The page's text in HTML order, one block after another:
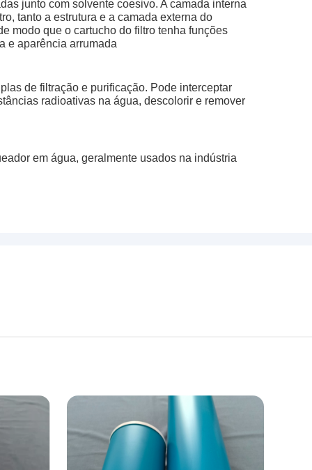
junto com solvente coesivo. A camada interna
tanto a estrutura e a camada externa do
modo que o cartucho do filtro tenha funções
e aparência arrumada
de filtração e purificação. Pode interceptar
radioativas na água, descolorir e remover
em água, geralmente usados na indústria